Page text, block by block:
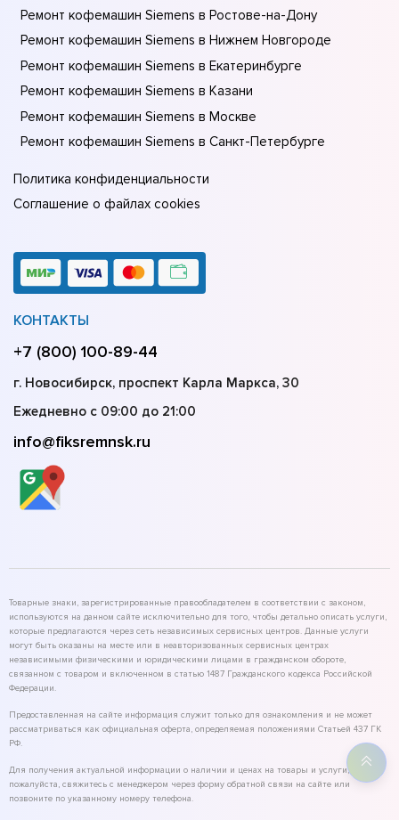
Ремонт кофемашин Siemens в Ростове-на-Донy
Ремонт кофемашин Siemens в Нижнем Новгороде
Ремонт кофемашин Siemens в Екатеринбурге
Ремонт кофемашин Siemens в Казани
Ремонт кофемашин Siemens в Москве
Ремонт кофемашин Siemens в Санкт-Петербурге
Политика конфиденциальности
Соглашение о файлах cookies
КОНТАКТЫ
+7 (800) 100-89-44
г. Новосибирск, проспект Карла Маркса, 30
Ежедневно с 09:00 до 21:00
info@fiksremnsk.ru
Товарные знаки, зарегистрированные правообладателем в соответствии с законом,
используются на данном сайте исключительно для того, чтобы детально описать услуги,
которые предлагаются через сеть независимых сервисных центров. Данные услуги
могут быть оказаны на месте или в неавторизованных сервисных центрах
независимыми физическими и юридическими лицами в гражданском обороте,
связанном с товаром и включенном в статью 1487 Гражданского кодекса Российской
Федерации.
Предоставленная на сайте информация служит только для ознакомления и не может
рассматриваться как официальная оферта, определяемая положениями Статьей 437 ГК
РФ.
Для получения актуальной информации о наличии и ценах на товары и услуги,
пожалуйста, свяжитесь с менеджером через форму обратной связи на сайте или
позвоните по указанному номеру телефона.